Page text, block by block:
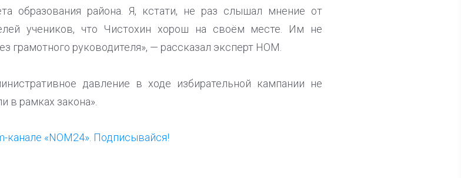
образования района. Я, кстати, не раз слышал мнение от
учеников, что Чистохин хорош на своём месте. Им не
грамотного руководителя», — рассказал эксперт НОМ.
давление в ходе избирательной кампании не
в рамках закона».
«NOM24». Подписывайся!